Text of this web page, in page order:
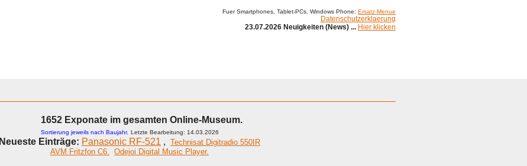
Fuer Smartphones, Tablet-PCs, Windows Phone: Ersatz-Menue
Datenschutzerklaerung
23.07.2026 Neuigkeiten (News) ... Hier klicken
1652 Exponate im gesamten Online-Museum.
Sortierung jeweils nach Baujahr. Letzte Bearbeitung: 14.03.2026
Neueste Einträge: Panasonic RF-521 , Technisat Digitradio 550IR
AVM Fritzfon C6. Odejoi Digital Music Player.